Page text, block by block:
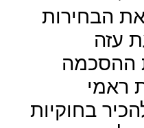
הבחירות
עזה
ההסכמה
ראמי
בחוקיות